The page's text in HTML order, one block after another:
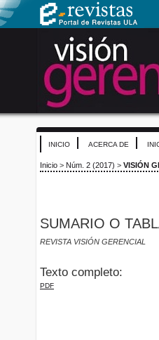
INICIO ACERCA DE
Inicio > Núm. 2 (2017) > VISIÓN
SUMARIO O
REVISTA VISIÓN GERENCIAL
Texto completo:
PDF